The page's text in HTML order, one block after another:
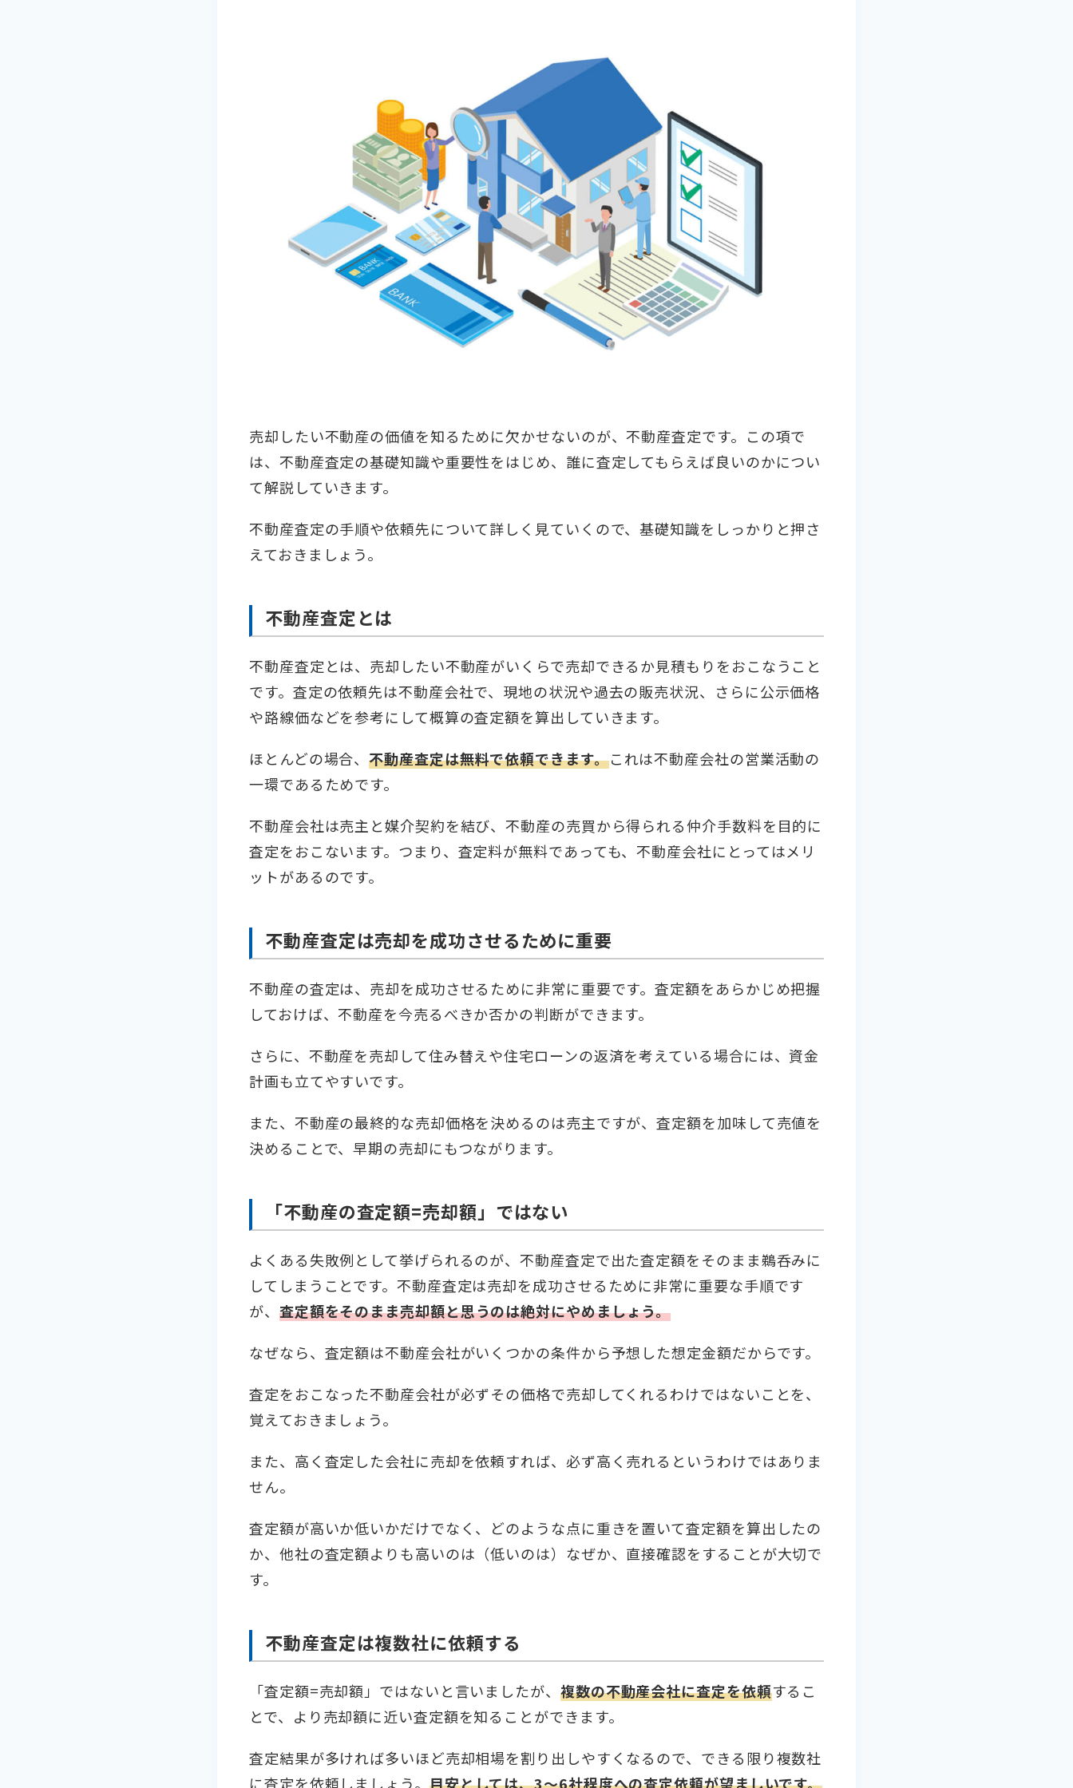
売却したい不動産の価値を知るために欠かせないのが、不動産査定です。この項で
は、不動産査定の基礎知識や重要性をはじめ、誰に査定してもらえば良いのかについ
て解説していきます。
不動産査定の手順や依頼先について詳しく見ていくので、基礎知識をしっかりと押さ
えておきましょう。
不動産査定とは
不動産査定とは、売却したい不動産がいくらで売却できるか見積もりをおこなうこと
です。査定の依頼先は不動産会社で、現地の状況や過去の販売状況、さらに公示価格
や路線価などを参考にして概算の査定額を算出していきます。
ほとんどの場合、不動産査定は無料で依頼できます。これは不動産会社の営業活動の
一環であるためです。
不動産会社は売主と媒介契約を結び、不動産の売買から得られる仲介手数料を目的に
査定をおこないます。つまり、査定料が無料であっても、不動産会社にとってはメリ
ットがあるのです。
不動産査定は売却を成功させるために重要
不動産の査定は、売却を成功させるために非常に重要です。査定額をあらかじめ把握
しておけば、不動産を今売るべきか否かの判断ができます。
さらに、不動産を売却して住み替えや住宅ローンの返済を考えている場合には、資金
計画も立てやすいです。
また、不動産の最終的な売却価格を決めるのは売主ですが、査定額を加味して売値を
決めることで、早期の売却にもつながります。
「不動産の査定額=売却額」ではない
よくある失敗例として挙げられるのが、不動産査定で出た査定額をそのまま鵜呑みに
してしまうことです。不動産査定は売却を成功させるために非常に重要な手順です
が、 査定額をそのまま売却額と思うのは絶対にやめましょう。
なぜなら、査定額は不動産会社がいくつかの条件から予想した想定金額だからです。
査定をおこなった不動産会社が必ずその価格で売却してくれるわけではないことを、
覚えておきましょう。
また、高く査定した会社に売却を依頼すれば、必ず高く売れるというわけではありま
せん。
査定額が高いか低いかだけでなく、どのような点に重きを置いて査定額を算出したの
か、他社の査定額よりも高いのは（低いのは）なぜか、直接確認をすることが大切で
す。
不動産査定は複数社に依頼する
「査定額=売却額」ではないと言いましたが、 複数の不動産会社に査定を依頼するこ
とで、より売却額に近い査定額を知ることができます。
査定結果が多ければ多いほど売却相場を割り出しやすくなるので、できる限り複数社
に査定を依頼しましょう。 目安としては、3～6社程度への査定依頼が望ましいです。